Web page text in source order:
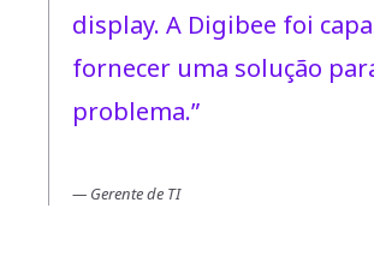
display. A Digibee foi
fornecer uma solução
problema.”
Gerente de TI